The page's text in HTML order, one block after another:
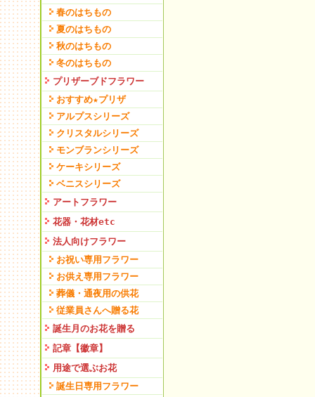
春のはちもの
夏のはちもの
秋のはちもの
冬のはちもの
プリザーブドフラワー
おすすめ★プリザ
アルプスシリーズ
クリスタルシリーズ
モンブランシリーズ
ケーキシリーズ
ベニスシリーズ
アートフラワー
花器・花材etc
法人向けフラワー
お祝い専用フラワー
お供え専用フラワー
葬儀・通夜用の供花
従業員さんへ贈る花
誕生月のお花を贈る
記章【徽章】
用途で選ぶお花
誕生日専用フラワー